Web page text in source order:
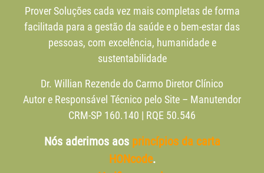
Prover Soluções cada vez mais completas de forma
facilitada para a gestão da saúde e o bem-estar das
pessoas, com excelência, humanidade e
sustentabilidade
Dr. Willian Rezende do Carmo Diretor Clínico
Autor e Responsável Técnico pelo Site – Manutendor
CRM-SP 160.140 | RQE 50.546
Nós aderimos aos princípios da carta
HONcode.